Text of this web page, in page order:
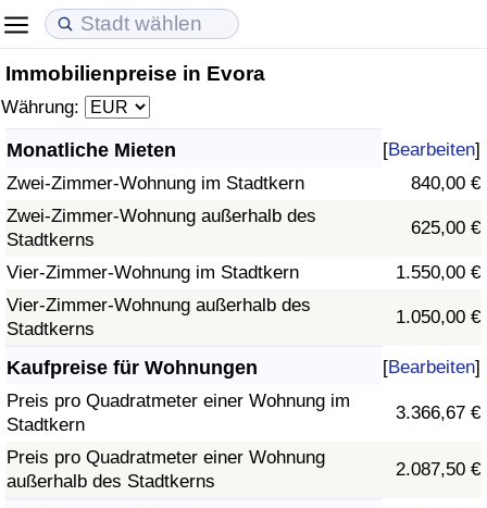
Immobilienpreise in Evora
Währung:
Monatliche Mieten [Bearbeiten]
Zwei-Zimmer-Wohnung im Stadtkern
840,00 €
Zwei-Zimmer-Wohnung außerhalb des
Stadtkerns
625,00 €
Vier-Zimmer-Wohnung im Stadtkern
1.550,00 €
Vier-Zimmer-Wohnung außerhalb des
Stadtkerns
1.050,00 €
Kaufpreise für Wohnungen [Bearbeiten]
Preis pro Quadratmeter einer Wohnung im
Stadtkern
3.366,67 €
Preis pro Quadratmeter einer Wohnung
außerhalb des Stadtkerns
2.087,50 €
Lebenshaltungskosten
Lebenshaltungskosten-Index (aktuell)
Lebenshaltungskosten-Index
Lebenshaltungskosten-Index nach Land
in Akaba
Immobilienpreise
Immobilienpreis-Index (aktuell)
Immobilienpreis-Index
Immobilienpreis-Index nach Land
Lebensqualität
Lebensqualität-Index
Lebensqualität-Index (aktuell)
Lebensqualitätsindex nach Land
Kriminalität
Kriminalitäts-Index (aktuell)
Kriminalitäts-Index
Kriminalitätsindex nach Land